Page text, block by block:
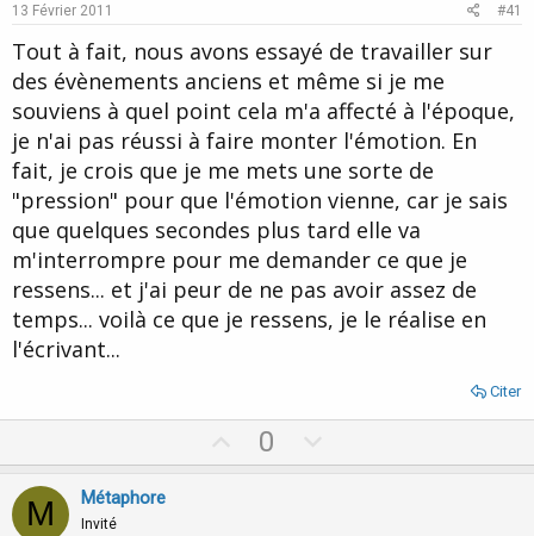
t
e
13 Février 2011 #41
Tout à fait, nous avons essayé de travailler sur
des évènements anciens et même si je me
souviens à quel point cela m'a affecté à l'époque,
je n'ai pas réussi à faire monter l'émotion. En
fait, je crois que je me mets une sorte de
"pression" pour que l'émotion vienne, car je sais
que quelques secondes plus tard elle va
m'interrompre pour me demander ce que je
ressens... et j'ai peur de ne pas avoir assez de
temps... voilà ce que je ressens, je le réalise en
l'écrivant...
Citer
p
0
o
M Métaphore
Invité